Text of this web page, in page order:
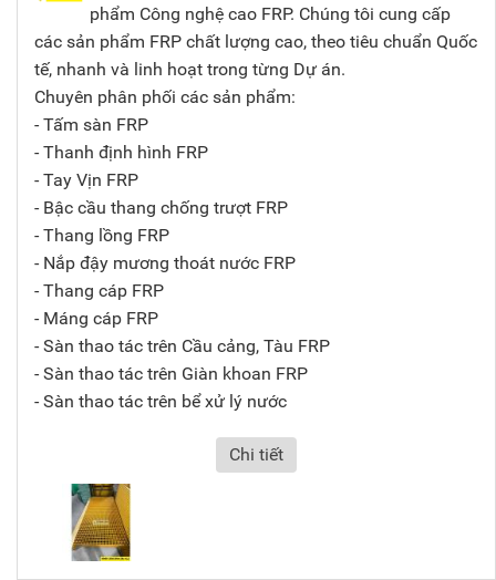
phẩm Công nghệ cao FRP. Chúng tôi cung cấp
các sản phẩm FRP chất lượng cao, theo tiêu chuẩn Quốc
tế, nhanh và linh hoạt trong từng Dự án.
Chuyên phân phối các sản phẩm:
- Tấm sàn FRP
- Thanh định hình FRP
- Tay Vịn FRP
- Bậc cầu thang chống trượt FRP
- Thang lồng FRP
- Nắp đậy mương thoát nước FRP
- Thang cáp FRP
- Máng cáp FRP
- Sàn thao tác trên Cầu cảng, Tàu FRP
- Sàn thao tác trên Giàn khoan FRP
- Sàn thao tác trên bể xử lý nước
Chi tiết